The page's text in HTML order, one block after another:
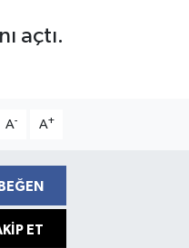
açtı.
A- A+
BEĞEN
ET